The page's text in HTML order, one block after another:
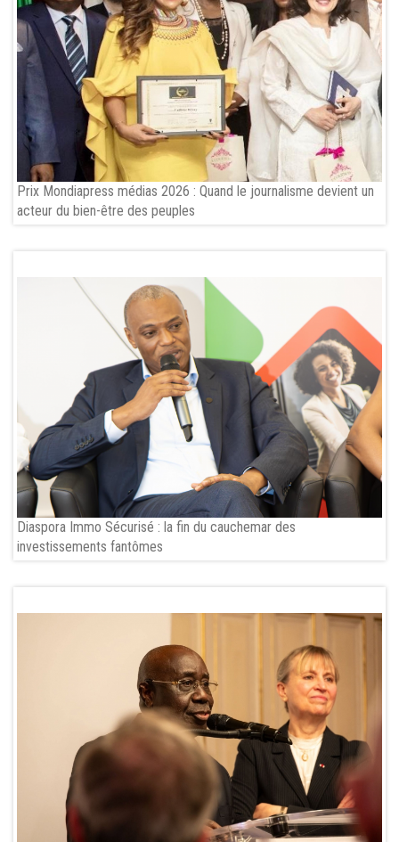
Prix Mondiapress médias 2026 : Quand le journalisme devient un
acteur du bien-être des peuples
Diaspora Immo Sécurisé : la fin du cauchemar des
investissements fantômes